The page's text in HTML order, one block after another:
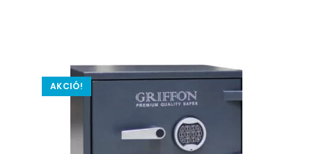
AKCIÓ!